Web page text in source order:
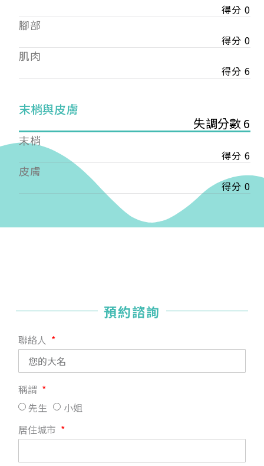
得分 0
腳部
得分 0
肌肉
得分 6
末梢與皮膚
失調分數 6
末梢
得分 6
皮膚
得分 0
預約諮詢
聯絡人
稱謂
先生
小姐
居住城市
【會費】
入會費新臺幣1200元，於會員入會時繳納；常年會
費1200元，於每年度繳納。
入會費新臺幣3000元，於會員入會時繳納；常年會
費3000元，於每年度繳納。
戶名: 社團法人台灣自律神經健康培訓暨發展協會
帳號: 003-03-501566-2
銀行: (013) 國泰世華 南京東路分行